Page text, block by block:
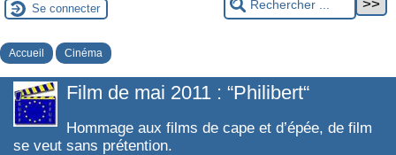
Se connecter
Accueil Cinéma
Film de mai 2011 : “Philibert“
Hommage aux films de cape et d’épée, de film
se veut sans prétention.